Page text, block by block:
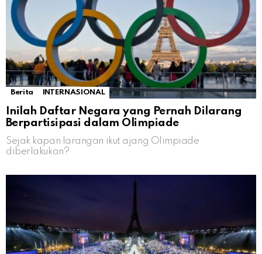
Berita INTERNASIONAL
Inilah Daftar Negara yang Pernah Dilarang
Berpartisipasi dalam Olimpiade
Sejak kapan larangan ikut ajang Olimpiade
diberlakukan?